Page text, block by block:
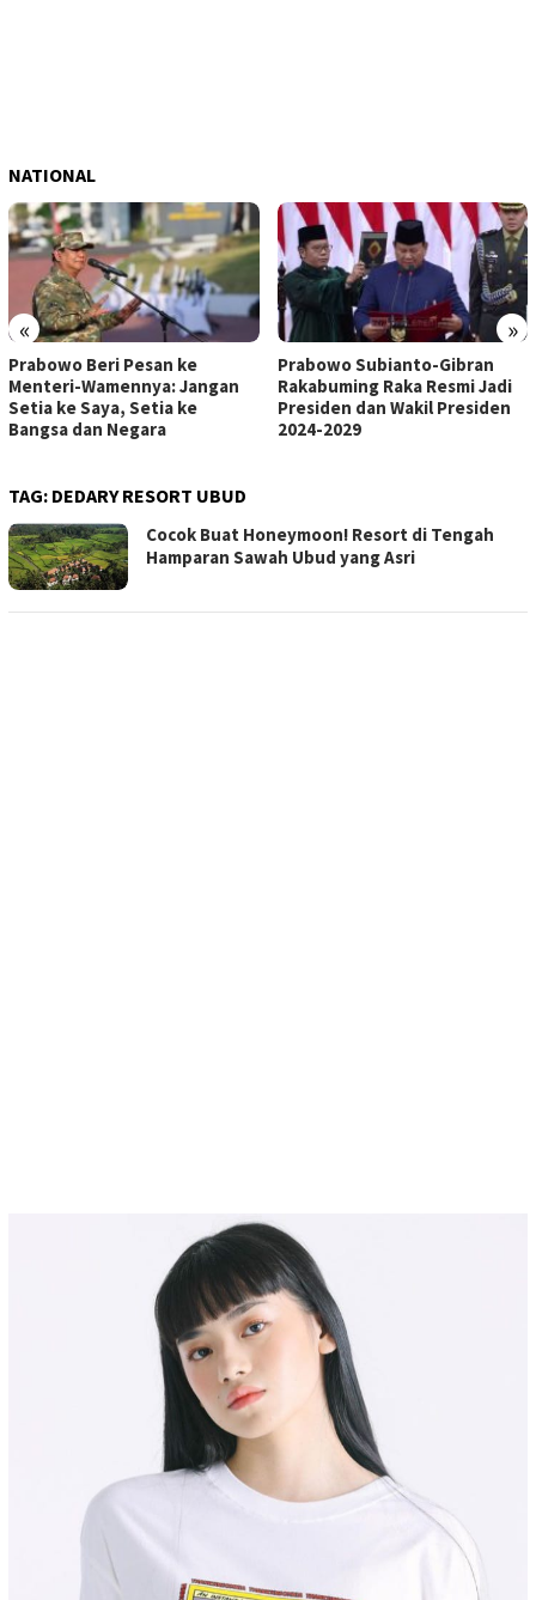
NATIONAL
« »
Prabowo Beri Pesan ke
Menteri-Wamennya: Jangan
Setia ke Saya, Setia ke
Bangsa dan Negara
Prabowo Subianto-Gibran
Rakabuming Raka Resmi Jadi
Presiden dan Wakil Presiden
2024-2029
TAG: DEDARY RESORT UBUD
Cocok Buat Honeymoon! Resort di Tengah
Hamparan Sawah Ubud yang Asri